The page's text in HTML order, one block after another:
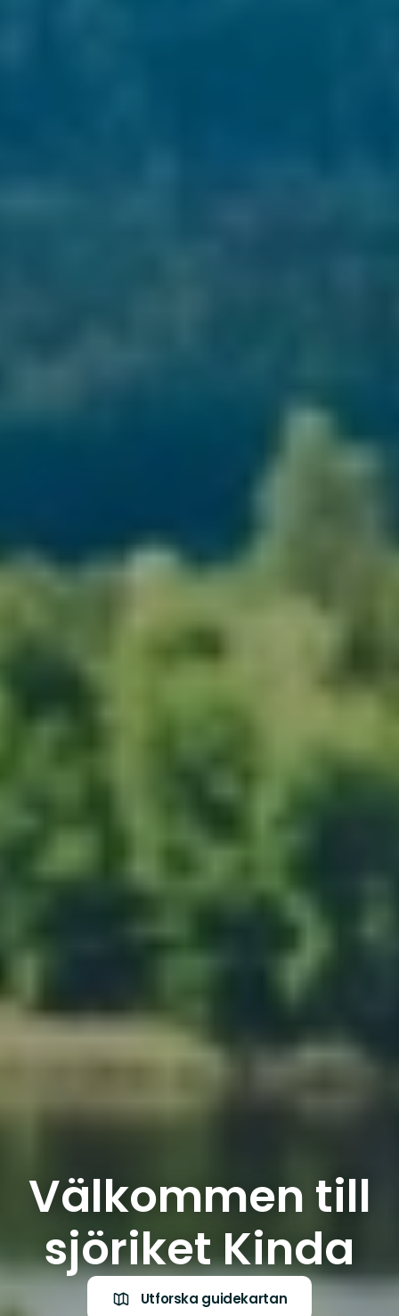
Välkommen till
sjöriket Kinda
Utforska guidekartan